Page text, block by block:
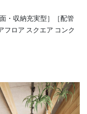
・収納充実型］［配管
フロア スクエア コンク